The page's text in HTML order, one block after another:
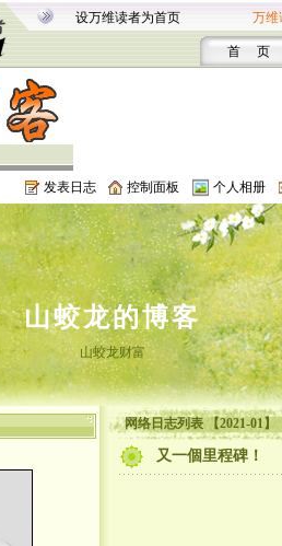
设万维读者为首页 万维
首 页
发表日志 控制面板 个人相册
山蛟龙的博客
山蛟龙财富
网络日志列表 【2021-01】
又一個里程碑！